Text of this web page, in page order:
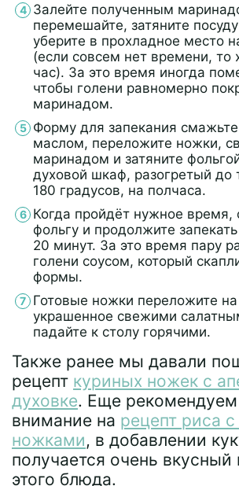
Залейте полученным
перемешайте, затяните
уберите в прохладное место
(если совсем нет времени, то
час). За это время иногда
чтобы голени равномерно
маринадом.
Форму для запекания
маслом, переложите ножки,
маринадом и затяните
духовой шкаф, разогретый до
180 градусов, на полчаса.
Когда пройдёт нужное время,
фольгу и продолжите
20 минут. За это время пару
голени соусом, который
формы.
Готовые ножки переложите
украшенное свежими
падайте к столу горячими.
Также ранее мы давали
рецепт куриных ножек с
духовке. Еще рекомендуем
внимание на рецепт риса
ножками, в добавлении
получается очень вкусный
этого блюда.